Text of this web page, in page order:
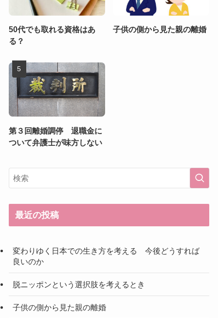
50代でも取れる資格はあ
る？
子供の側から見た親の離婚
第３回離婚調停 退職金に
ついて弁護士が味方しない
最近の投稿
変わりゆく日本での生き方を考える 今後どうすれば
良いのか
脱ニッポンという選択肢を考えるとき
子供の側から見た親の離婚